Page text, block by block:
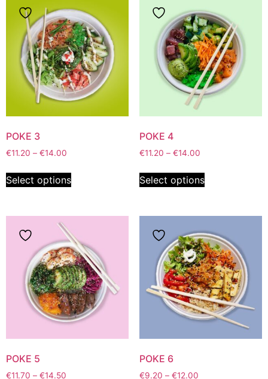
POKE 3
€11.20 – €14.00
Select options
POKE 4
€11.20 – €14.00
Select options
POKE 5
€11.70 – €14.50
POKE 6
€9.20 – €12.00